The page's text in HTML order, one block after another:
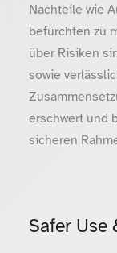
Nachteile wie
befürchten zu
über Risiken
sowie
erschwert und
sicheren
Safer Use